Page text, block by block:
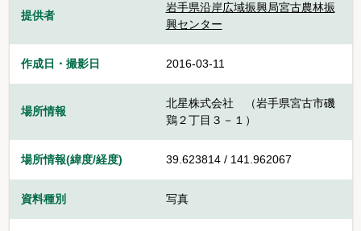
提供者
岩手県沿岸広域振興局宮古農林振
興センター
作成日・撮影日 2016-03-11
場所情報
北星株式会社 （岩手県宮古市磯
鶏２丁目３－１）
場所情報(緯度/経度) 39.623814 / 141.962067
資料種別 写真